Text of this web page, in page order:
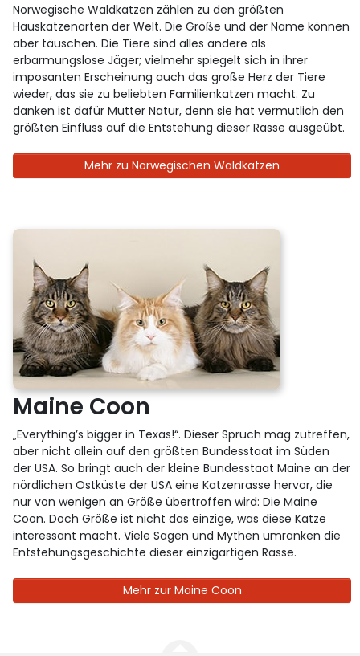
Norwegische Waldkatzen zählen zu den größten
Hauskatzenarten der Welt. Die Größe und der Name können
aber täuschen. Die Tiere sind alles andere als
erbarmungslose Jäger; vielmehr spiegelt sich in ihrer
imposanten Erscheinung auch das große Herz der Tiere
wieder, das sie zu beliebten Familienkatzen macht. Zu
danken ist dafür Mutter Natur, denn sie hat vermutlich den
größten Einfluss auf die Entstehung dieser Rasse ausgeübt.
Mehr zu Norwegischen Waldkatzen
Maine Coon
„Everything’s bigger in Texas!“. Dieser Spruch mag zutreffen,
aber nicht allein auf den größten Bundesstaat im Süden
der USA. So bringt auch der kleine Bundesstaat Maine an der
nördlichen Ostküste der USA eine Katzenrasse hervor, die
nur von wenigen an Größe übertroffen wird: Die Maine
Coon. Doch Größe ist nicht das einzige, was diese Katze
interessant macht. Viele Sagen und Mythen umranken die
Entstehungsgeschichte dieser einzigartigen Rasse.
Mehr zur Maine Coon